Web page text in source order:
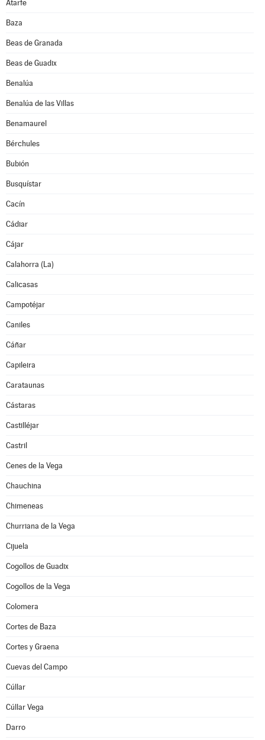
Atarfe
Baza
Beas de Granada
Beas de Guadix
Benalúa
Benalúa de las Villas
Benamaurel
Bérchules
Bubión
Busquístar
Cacín
Cádiar
Cájar
Calahorra (La)
Calicasas
Campotéjar
Caniles
Cáñar
Capileira
Carataunas
Cástaras
Castilléjar
Castril
Cenes de la Vega
Chauchina
Chimeneas
Churriana de la Vega
Cijuela
Cogollos de Guadix
Cogollos de la Vega
Colomera
Cortes de Baza
Cortes y Graena
Cuevas del Campo
Cúllar
Cúllar Vega
Darro